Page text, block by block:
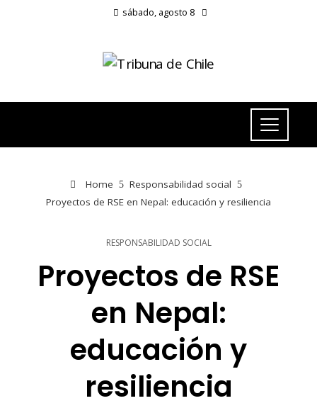
sábado, agosto 8
Home
Responsabilidad social
Proyectos de RSE en Nepal: educación y resiliencia
RESPONSABILIDAD SOCIAL
Proyectos de RSE
en Nepal:
educación y
resiliencia